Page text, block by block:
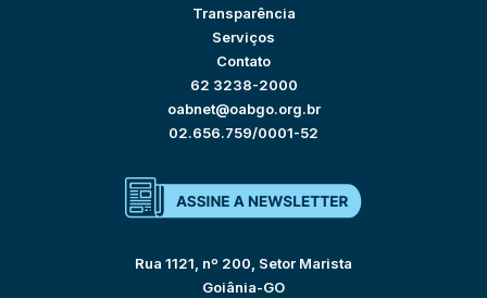
Transparência
Serviços
Contato
62 3238-2000
oabnet@oabgo.org.br
02.656.759/0001-52
Rua 1121, nº 200, Setor Marista
Goiânia-GO